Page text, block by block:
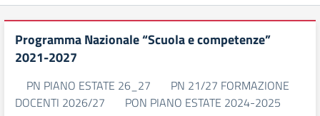
Programma Nazionale “Scuola e competenze”
2021-2027
PN PIANO ESTATE 26_27 PN 21/27 FORMAZIONE
DOCENTI 2026/27 PON PIANO ESTATE 2024-2025